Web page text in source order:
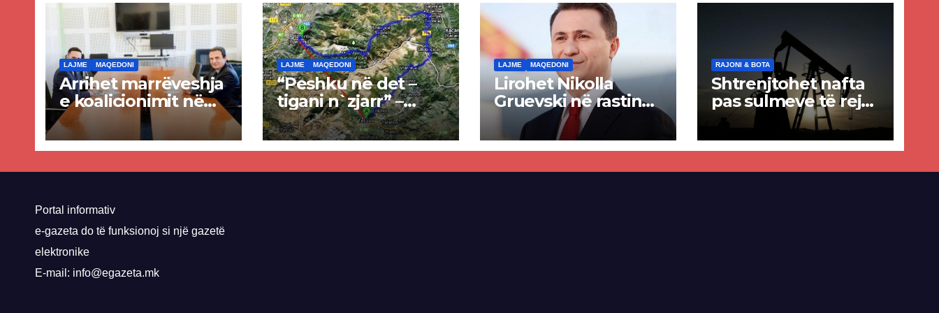
LAJME MAQEDONI
Arrihet marrëveshja
e koalicionimit në
parim mes Kurtit
dhe Abdixhikut
LAJME MAQEDONI
“Peshku në det –
tigani n`zjarr” –
Ende pa u kryer
projekti i tunelit,
komuna e Tetovës
nis punimet për
LAJME MAQEDONI
Lirohet Nikolla
Gruevski në rastin
“Talir 2”, gjykata
rrëzon akuzat për
ndërtimin e
paligjshëm të selisë
RAJONI & BOTA
Shtrenjtohet nafta
pas sulmeve të reja
SHBA–Iran
Portal informativ
e-gazeta do të funksionoj si një gazetë
elektronike
E-mail: info@egazeta.mk